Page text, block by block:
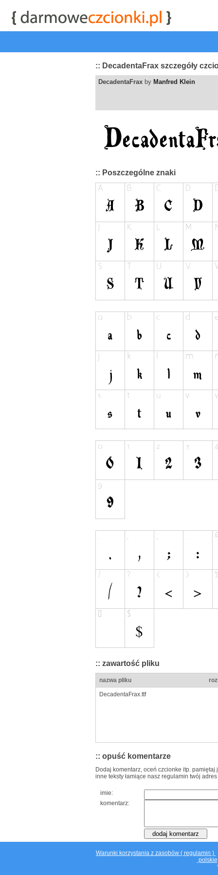
| przeglądaj najwyżej
:: DecadentaFrax szczegóły
DecadentaFrax by Manfred Klein
:: Poszczególne znaki
:: zawartość pliku
nazwa pliku
DecadentaFrax.ttf
:: opuść komentarze
Dodaj komentarz, oceń czcionke itp.
inne teksty łamiące nasz regulamin twój
imie:
komentarz:
Warunki korzystania z zasobów ( regulamin )